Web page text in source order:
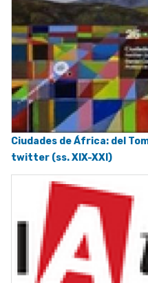
Ciudades de África: del
twitter (ss. XIX-XXI)